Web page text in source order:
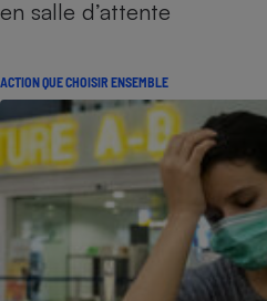
en salle d’attente
ACTION QUE CHOISIR ENSEMBLE